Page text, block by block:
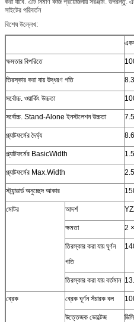
করা যাবে. এটি নির্মাণ কাজ প্রয়োজনীয় সরঞ্জাম.
সাইটের পরিবর্তন
বিশেষ উল্লেখ:
ক্ষমতার বিপরিতে
তিরস্কার করা যায় উদ্ধরণ গতি 8.3
সর্বোচ্চ. ওয়ার্কিং উচ্চতা
সর্বোচ্চ. Stand-Alone ইনস্টলেশন উচ্চতা 7.5
প্ল্যাটফর্মের দৈর্ঘ্য
প্ল্যাটফর্মের BasicWidth 1.5
প্ল্যাটফর্মের Max.Width 2.5
স্ট্যান্ডার্ড অনুচ্ছেদ আকার
মোটর আদর্শ
ক্ষমতা 2
তিরস্কার করা যায় ঘূর্ণন
গতি
তিরস্কার করা যায় বর্তমান
ব্রেক ব্রেক ঘূর্ণন সঁচারক বল
উত্তেজক ভোল্টেজ